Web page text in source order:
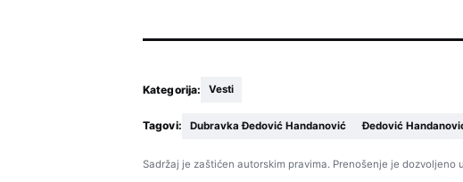
Kategorija: Vesti
Tagovi: Dubravka Đedović Handanović Đedović
Sadržaj je zaštićen autorskim pravima. Prenošenje je dozvoljeno